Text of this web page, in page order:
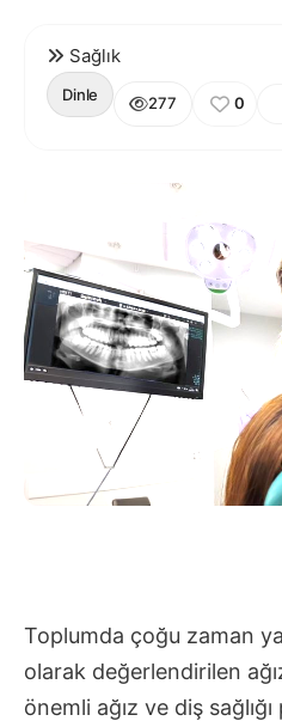
Sağlık
Dinle 277 0
Toplumda çoğu zaman
olarak değerlendirilen
önemli ağız ve diş